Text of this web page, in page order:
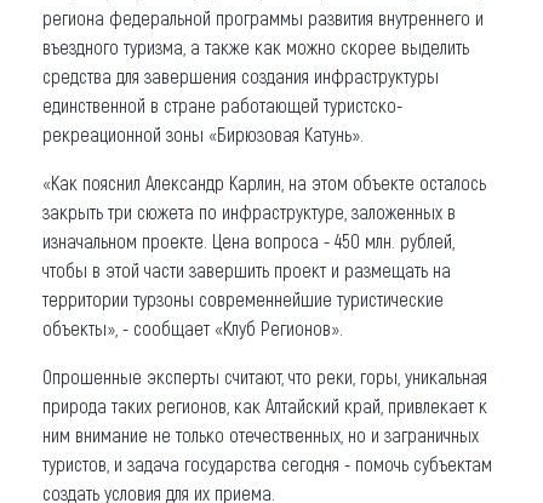
региона федеральной программы развития внутреннего и
въездного туризма, а также как можно скорее выделить
средства для завершения создания инфраструктуры
единственной в стране работающей туристско-
рекреационной зоны «Бирюзовая Катунь».
«Как пояснил Александр Карлин, на этом объекте осталось
закрыть три сюжета по инфраструктуре, заложенных в
изначальном проекте. Цена вопроса - 450 млн. рублей,
чтобы в этой части завершить проект и размещать на
территории турзоны современнейшие туристические
объекты», - сообщает «Клуб Регионов».
Опрошенные эксперты считают, что реки, горы, уникальная
природа таких регионов, как Алтайский край, привлекает к
ним внимание не только отечественных, но и заграничных
туристов, и задача государства сегодня - помочь субъектам
создать условия для их приема.